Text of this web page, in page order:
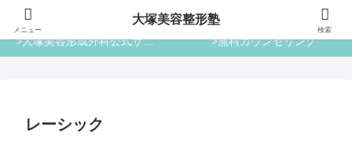
大塚美容整形塾
>大塚美容形成外科公式サイト >無料カウンセリング
レーシック
メニュー
大塚美容整形塾
検索